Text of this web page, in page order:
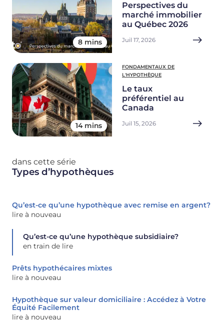
8 mins
Perspectives du
marché immobilier
au Québec 2026
Juil 17, 2026
14 mins
FONDAMENTAUX DE
L'HYPOTHÈQUE
Le taux
préférentiel au
Canada
Juil 15, 2026
dans cette série
Types d’hypothèques
Qu’est-ce qu’une hypothèque avec remise en argent?
lire à nouveau
Qu’est-ce qu’une hypothèque subsidiaire?
en train de lire
Prêts hypothécaires mixtes
lire à nouveau
Hypothèque sur valeur domiciliaire : Accédez à Votre
Équité Facilement
lire à nouveau